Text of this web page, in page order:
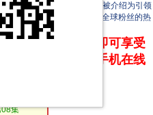
跨国男练习生团队，之后被介绍为引领
题。此次节目也有望获得全球粉丝的热
：点击下方链接 即可享受
无法下载（支持手机在线
08集